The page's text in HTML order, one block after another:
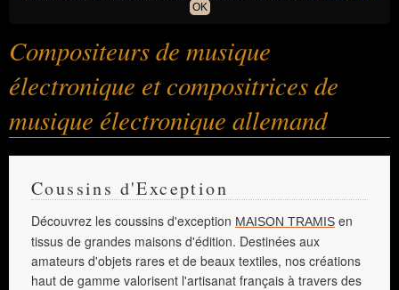
OK
Compositeurs de musique
électronique et compositrices de
musique électronique allemand
Coussins d'Exception
Découvrez les coussins d'exception MAISON TRAMIS en
tissus de grandes maisons d'édition. Destinées aux
amateurs d'objets rares et de beaux textiles, nos créations
haut de gamme valorisent l'artisanat français à travers des